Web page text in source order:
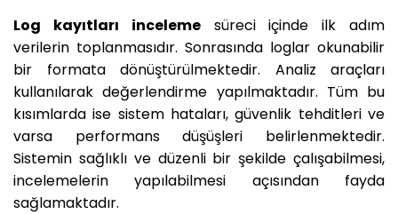
Log kayıtları incelemesüreci içinde ilk adım
verilerin toplanmasıdır. Sonrasında loglar okunabilir
bir formata dönüştürülmektedir. Analiz araçları
kullanılarak değerlendirme yapılmaktadır. Tüm bu
kısımlarda ise sistem hataları, güvenlik tehditleri ve
varsa performans düşüşleri belirlenmektedir.
Sistemin sağlıklı ve düzenli bir şekilde çalışabilmesi,
incelemelerin yapılabilmesi açısından fayda
sağlamaktadır.